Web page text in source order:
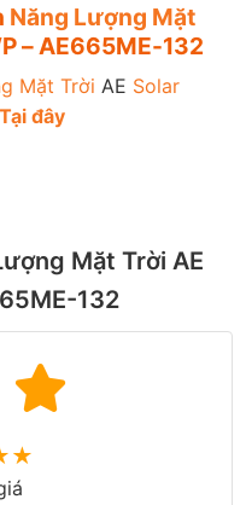
Năng Lượng Mặt
– AE665ME-132
Mặt Trời AE Solar
Tại đây
Mặt Trời AE
132
★